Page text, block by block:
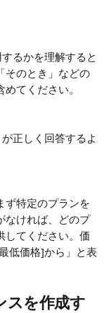
るかを理解すると
そのとき」などの
てください。
正しく回答するよ
ず特定のプランを
なければ、どのプ
してください。価
低価格]から」と表
スを作成す